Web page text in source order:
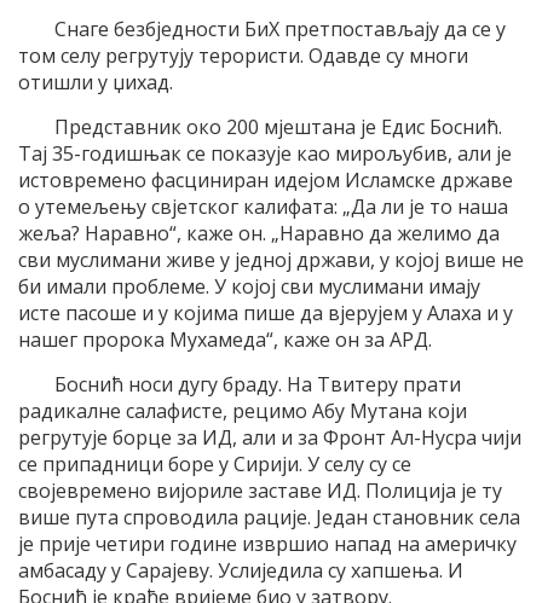
Снаге безбједности БиХ претпостављају да се у
том селу регрутују терористи. Одавде су многи
отишли у џихад.
Представник око 200 мјештана је Едис Боснић.
Тај 35-годишњак се показује као мирољубив, али је
истовремено фасциниран идејом Исламске државе
о утемељењу свјетског калифата: „Да ли је то наша
жеља? Наравно“, каже он. „Наравно да желимо да
сви муслимани живе у једној држави, у којој више не
би имали проблеме. У којој сви муслимани имају
исте пасоше и у којима пише да вјерујем у Алаха и у
нашег пророка Мухамеда“, каже он за АРД.
Боснић носи дугу браду. На Твитеру прати
радикалне салафисте, рецимо Абу Мутана који
регрутује борце за ИД, али и за Фронт Ал-Нусра чији
се припадници боре у Сирији. У селу су се
својевремено вијориле заставе ИД. Полиција је ту
више пута спроводила рације. Један становник села
је прије четири године извршио напад на америчку
амбасаду у Сарајеву. Услиједила су хапшења. И
Боснић је краће вријеме био у затвору.